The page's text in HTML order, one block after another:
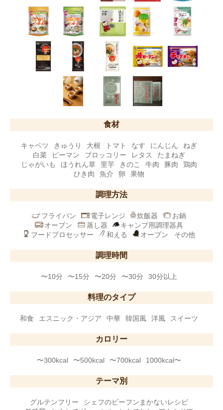
食材
キャベツ きゅうり 大根 トマト なす にんじん
ねぎ
白菜
ピーマン ブロッコリー レタス
たまねぎ
じゃがいも
ほうれん草 里芋 きのこ 牛肉 豚肉
鶏肉
ひき肉
魚介 卵 果物
調理方法
フライパン 電子レンジ 炊飯器
お鍋
オーブン
蒸し器
キャンプ用調理器具
フードプロセッサー
和える オーブン その他
調理時間
〜10分 〜15分 〜20分 〜30分 30分以上
料理のタイプ
和食 エスニック・アジア 中華 韓国風 洋風 スイーツ
カロリー
〜300kcal 〜500kcal 〜700kcal 1000kcal〜
テーマ別
グルテンフリー
シェフのビーフンまかないレシピ